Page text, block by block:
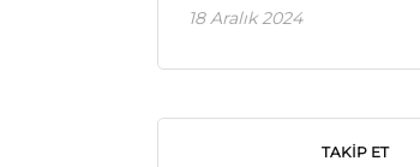
18 Aralık 2024
TAKIP ET